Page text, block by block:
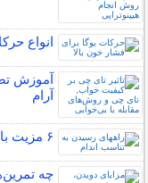
انواع
آموزش
آرام
۶ مزیت باورنکردنی طناب زدن، برای بدن!
چه